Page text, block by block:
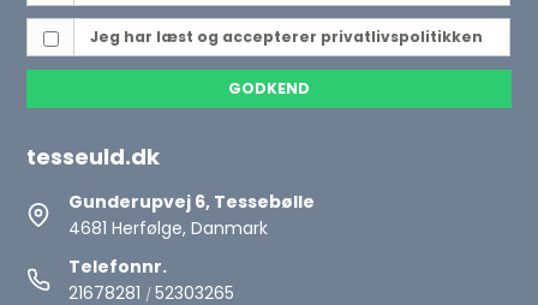
Jeg har læst og accepterer privatlivspolitikken
GODKEND
tesseuld.dk
Gunderupvej 6, Tessebølle
4681 Herfølge, Danmark
Telefonnr.
21678281 /52303265